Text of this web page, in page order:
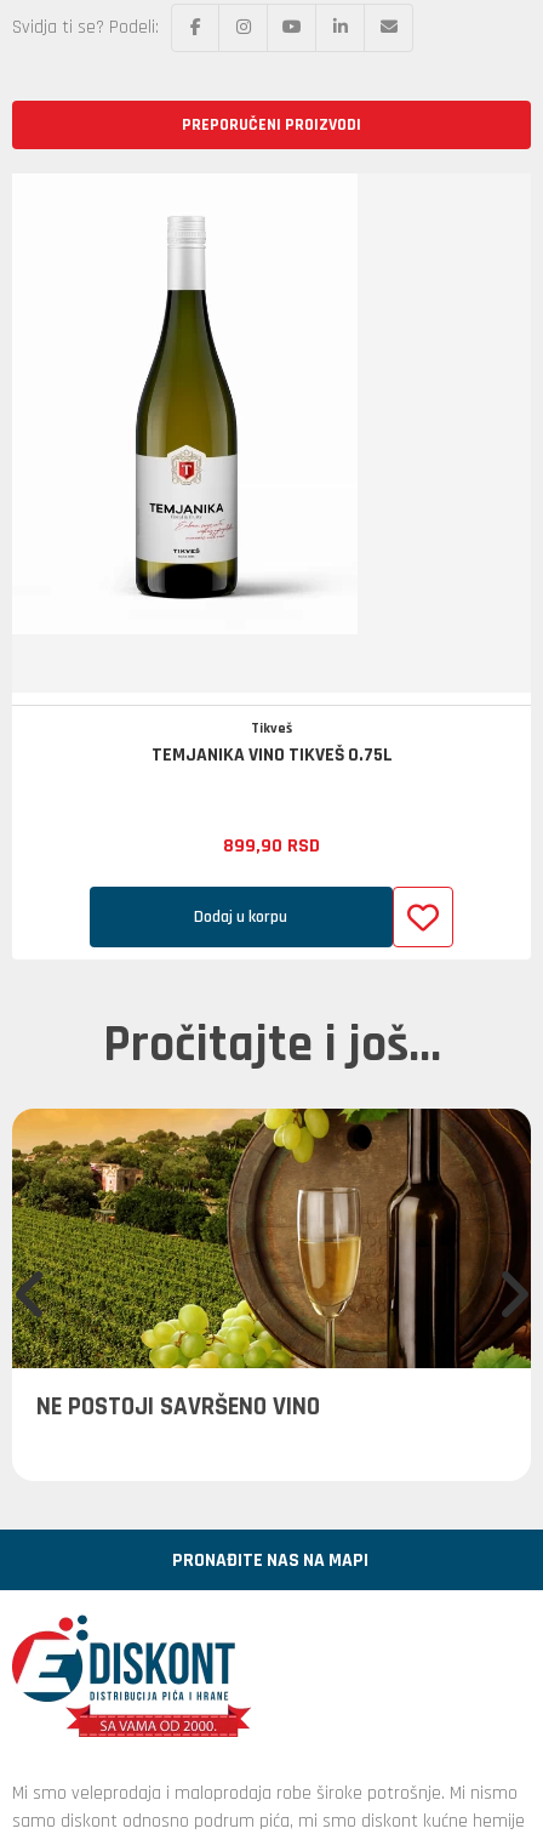
Svidja ti se? Podeli:
PREPORUČENI PROIZVODI
Tikveš
TEMJANIKA VINO TIKVEŠ 0.75L
899,90 RSD
Dodaj u korpu
Pročitajte i još...
NE POSTOJI SAVRŠENO VINO
PRONAĐITE NAS NA MAPI
Mi smo veleprodaja i maloprodaja robe široke potrošnje. Mi nismo
samo diskont odnosno podrum pića, mi smo diskont kućne hemije